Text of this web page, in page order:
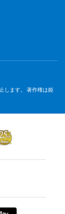
します。 著作権は姫